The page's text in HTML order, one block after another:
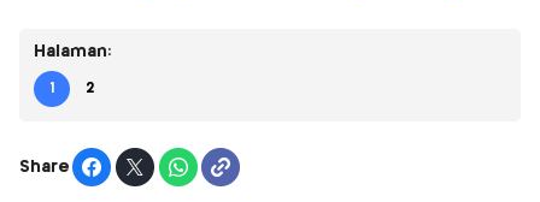
Halaman:
1 2
Share